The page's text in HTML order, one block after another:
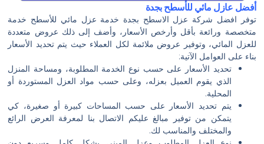
أفضل عازل مائي للأسطح بجدة
توفر افضل شركة عزل الاسطح بجدة خدمة عزل مائي للأسطح خدمة
متخصصة ورائعة بأقل وأرخص الأسعار، وأضف إلى ذلك عروض متعددة
للعزل المائي، وتوفير عروض ملائمة لكل العملاء حيث يتم تحديد الأسعار
بناء على العوامل الآتية:
تحديد الأسعار على حسب نوع الخدمة المطلوبة، ومساحة المنزل
الذي يقوم العميل بعزله، وعلى حسب مواد العزل المستوردة أو
المحلية.
يتم تحديد الأسعار على حسب المساحات كبيرة أو صغيرة، كي
يتمكن من توفير مبالغ عليكم الاتصال بنا لمعرفة العرض الرائع
والمختلف والمناسب لك.